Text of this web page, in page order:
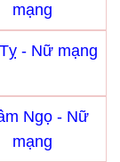
mạng
- Nữ mạng
Ngọ - Nữ
mạng